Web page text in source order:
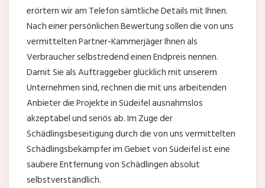
erörtern wir am Telefon sämtliche Details mit Ihnen.
Nach einer persönlichen Bewertung sollen die von uns
vermittelten Partner-Kammerjäger Ihnen als
Verbraucher selbstredend einen Endpreis nennen.
Damit Sie als Auftraggeber glücklich mit unserem
Unternehmen sind, rechnen die mit uns arbeitenden
Anbieter die Projekte in Südeifel ausnahmslos
akzeptabel und seriös ab. Im Zuge der
Schädlingsbeseitigung durch die von uns vermittelten
Schädlingsbekämpfer im Gebiet von Südeifel ist eine
saubere Entfernung von Schädlingen absolut
selbstverständlich.